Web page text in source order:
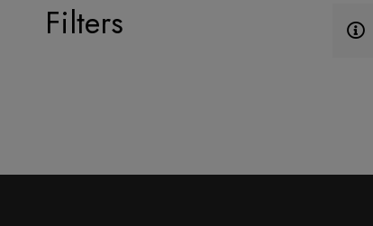
Filters